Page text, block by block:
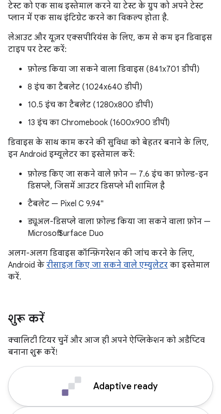
टेस्ट को एक साथ इस्तेमाल करने या टेस्ट के ग्रुप को अपने टेस्ट
प्लान में एक साथ इंटिग्रेट करने का विकल्प होता है.
लेआउट और यूज़र एक्सपीरियंस के लिए, कम से कम इन डिवाइस
टाइप पर टेस्ट करें:
फ़ोल्ड किया जा सकने वाला डिवाइस (841x701 डीपी)
8 इंच का टैबलेट (1024x640 डीपी)
10.5 इंच का टैबलेट (1280x800 डीपी)
13 इंच का Chromebook (1600x900 डीपी)
डिवाइस के साथ काम करने की सुविधा को बेहतर बनाने के लिए,
इन Android इम्यूलेटर का इस्तेमाल करें:
फ़ोल्ड किए जा सकने वाले फ़ोन — 7.6 इंच का फ़ोल्ड-इन
डिसप्ले, जिसमें आउटर डिसप्ले भी शामिल है
टैबलेट — Pixel C 9.94"
ड्यूअल-डिसप्ले वाला फ़ोल्ड किया जा सकने वाला फ़ोन —
Microsoft Surface Duo
अलग-अलग डिवाइस कॉन्फ़िगरेशन की जांच करने के लिए,
Android के रीसाइज़ किए जा सकने वाले एम्युलेटर का इस्तेमाल
करें.
शुरू करें
क्वालिटी टियर चुनें और आज ही अपने ऐप्लिकेशन को अडैप्टिव
बनाना शुरू करें!
Adaptive ready